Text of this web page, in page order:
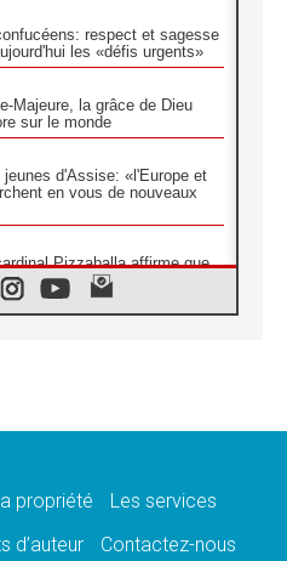
respect et sagesse
les «défis urgents»
Majeure, la grâce de Dieu
sur le monde
jeunes d'Assise: «l'Europe et
en vous de nouveaux
Pizzaballa affirme que
veulent la paix»
et de dignité humaine»
en Uruguay renforcera
propriété
Les services
d’auteur Contactez-nous